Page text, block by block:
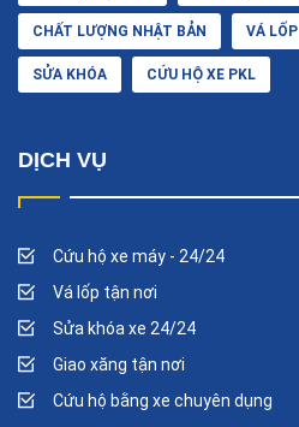
CHẤT LƯỢNG NHẬT BẢN VÁ LỐP
SỬA KHÓA CỨU HỘ XE PKL
DỊCH VỤ
Cứu hộ xe máy - 24/24
Vá lốp tận nơi
Sửa khóa xe 24/24
Giao xăng tận nơi
Cứu hộ bằng xe chuyên dụng